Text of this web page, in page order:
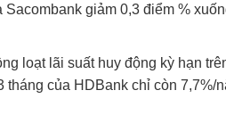
giảm 0,3 điểm %
loạt lãi suất huy động kỳ hạn
tháng của HDBank chỉ còn